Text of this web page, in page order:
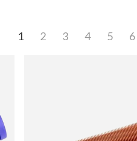
1 2 3 4 5 6